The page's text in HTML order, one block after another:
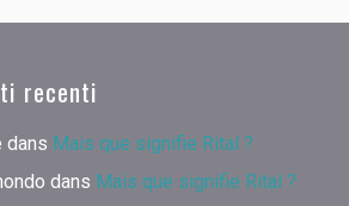
recenti
dans Mais que signifie Rital ?
dans Mais que signifie Rital ?